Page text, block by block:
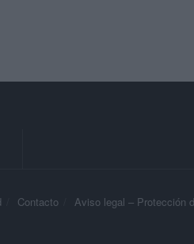
Contacto Aviso legal – Protección